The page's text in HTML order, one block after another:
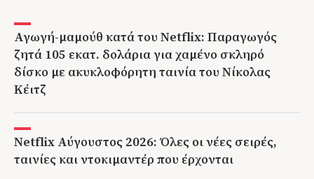
Αγωγή-μαμούθ κατά του Netflix: Παραγωγός
ζητά 105 εκατ. δολάρια για χαμένο σκληρό
δίσκο με ακυκλοφόρητη ταινία του Νίκολας
Κέιτζ
Netflix Αύγουστος 2026: Όλες οι νέες σειρές,
ταινίες και ντοκιμαντέρ που έρχονται